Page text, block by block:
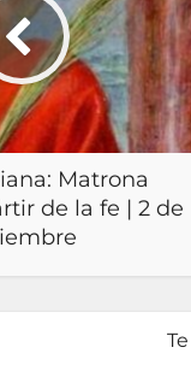
Matrona
de la fe | 2 de